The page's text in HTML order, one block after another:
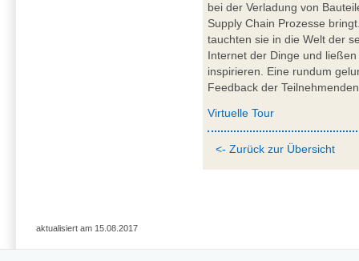
bei der Verladung von
Supply Chain Prozesse
tauchten sie in die Welt der
Internet der Dinge und
inspirieren. Eine rundum
Feedback der
Virtuelle Tour
<- Zurück zur Übersicht
aktualisiert am 15.08.2017